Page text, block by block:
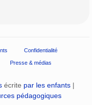
Confidentialité
Presse & médias
écrite par les enfants |
pédagogiques